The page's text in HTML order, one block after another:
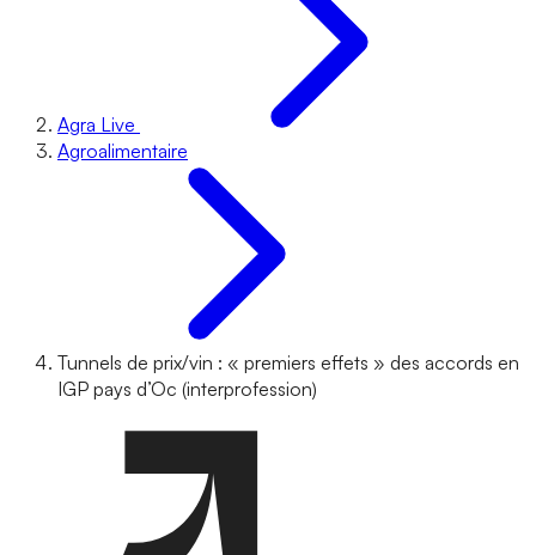
Agra Live
Agroalimentaire
Tunnels de prix/vin : « premiers effets » des accords en
IGP pays d’Oc (interprofession)